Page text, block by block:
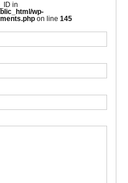
in
wp-
on line 145